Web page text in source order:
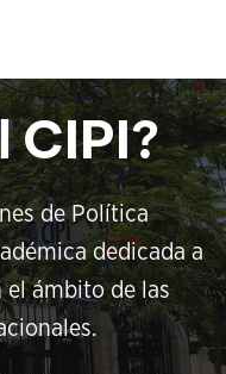
CIPI?
de Política
dedicada a
el ámbito de las